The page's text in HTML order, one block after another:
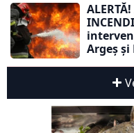
Argeș și